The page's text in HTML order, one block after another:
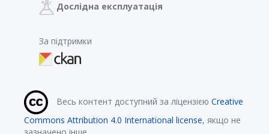
Дослідна експлуатація
За підтримки
Весь контент доступний за ліцензією Creative
Commons Attribution 4.0 International license, якщо не